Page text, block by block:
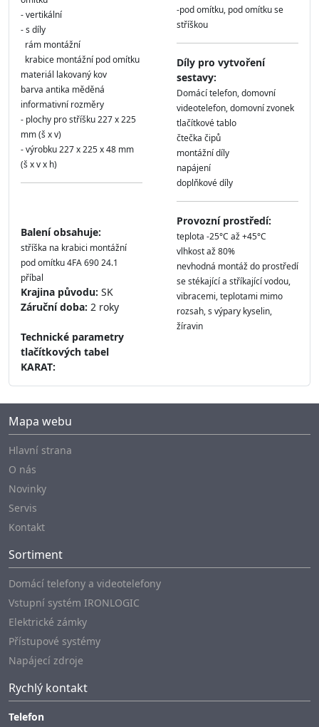
- vertikální
- s díly
rám montážní
krabice montážní pod omítku
materiál lakovaný kov
barva antika měděná
informativní rozměry
- plochy pro stříšku 227 x 225
mm (š x v)
- výrobku 227 x 225 x 48 mm
(š x v x h)
Balení obsahuje:
stříška na krabici montážní
pod omítku 4FA 690 24.1
příbal
Krajina původu: SK
Záruční doba: 2 roky
Technické parametry
tlačítkových tabel
KARAT:
-pod omítku, pod omítku se
stříškou
Díly pro vytvoření
sestavy:
Domácí telefon, domovní
videotelefon, domovní zvonek
tlačítkové tablo
čtečka čipů
montážní díly
napájení
doplňkové díly
Provozní prostředí:
teplota -25°C až +45°C
vlhkost až 80%
nevhodná montáž do prostředí
se stékající a stříkající vodou,
vibracemi, teplotami mimo
rozsah, s výpary kyselin,
žíravin
Mapa webu
Hlavní strana
O nás
Novinky
Servis
Kontakt
Sortiment
Domácí telefony a videotelefony
Vstupní systém IRONLOGIC
Elektrické zámky
Přístupové systémy
Napájecí zdroje
Rychlý kontakt
Telefon